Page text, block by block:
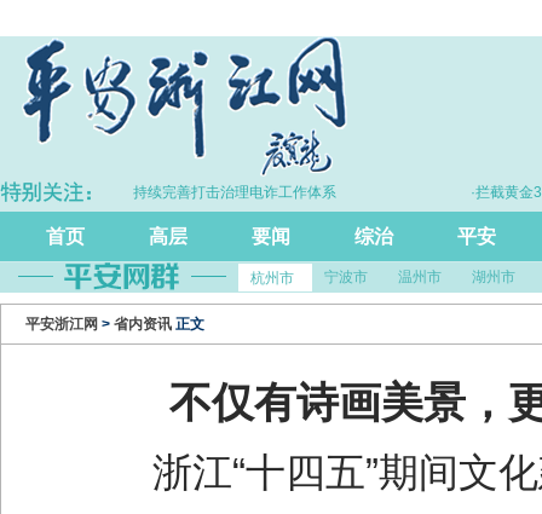
·浙江持续完善打击治理电诈工作体系 ·拦截黄金30
首页 高层 要闻 综治 平安
杭州市 宁波市 温州市 湖州市
平安浙江网 > 省内资讯 正文
不仅有诗画美景，
浙江“十四五”期间文